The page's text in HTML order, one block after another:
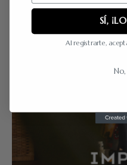
SÍ,
Al registrarte,